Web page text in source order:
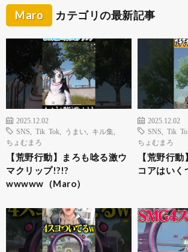
Maro カテゴリの最新記事
2025.12.02
SNS
Tik Tok うまい キル集
ちょむまろ
【荒野行動】まろも唸る激ウ
マクリップ!?!?
wwwww（Maro）
2025.12.02
SNS
Tik
ちょむまろ
【荒野行
コアはいく